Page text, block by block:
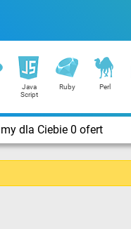
Java
Script
Ruby Perl
dla Ciebie 0 ofert